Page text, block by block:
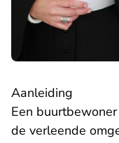
Aanleiding
Een
de verleende